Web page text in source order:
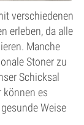
verschiedenen
erleben, da alle
Manche
Stoner zu
Schicksal
es
Weise